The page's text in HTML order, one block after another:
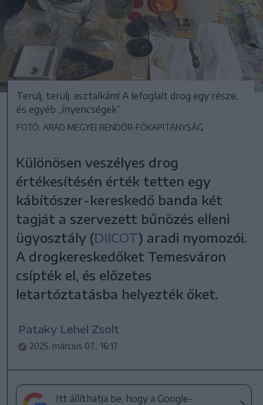
Terülj, terülj, asztalkám! A lefoglalt drog egy része,
és egyéb „ínyencségek”
FOTÓ: ARAD MEGYEI RENDŐR-FŐKAPITÁNYSÁG
Különösen veszélyes drog
értékesítésén érték tetten egy
kábítószer-kereskedő banda két
tagját a szervezett bűnözés elleni
ügyosztály (DIICOT) aradi nyomozói.
A drogkereskedőket Temesváron
csípték el, és előzetes
letartóztatásba helyezték őket.
Pataky Lehel Zsolt
2025. március 07., 16:17
Itt állíthatja be, hogy a Google-